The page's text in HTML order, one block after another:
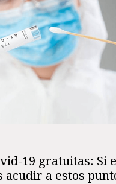
19 gratuitas: Si
acudir a estos